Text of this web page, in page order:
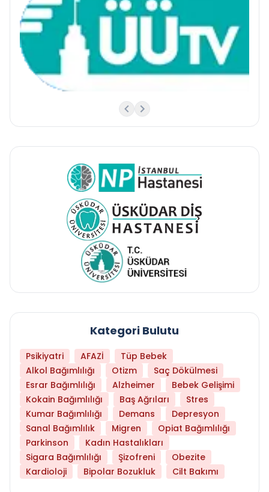
Kategori Bulutu
Psikiyatri AFAZİ
Tüp Bebek
Alkol Bağımlılığı
Otizm
Saç Dökülmesi
Esrar Bağımlılığı
Alzheimer
Bebek Gelişimi
Kokain Bağımlılığı
Baş Ağrıları
Stres
Kumar Bağımlılığı
Demans
Depresyon
Sanal Bağımlılık
Migren
Opiat Bağımlılığı
Parkinson
Kadın Hastalıkları
Sigara Bağımlılığı
Şizofreni
Obezite
Kardioloji
Bipolar Bozukluk Cilt Bakımı